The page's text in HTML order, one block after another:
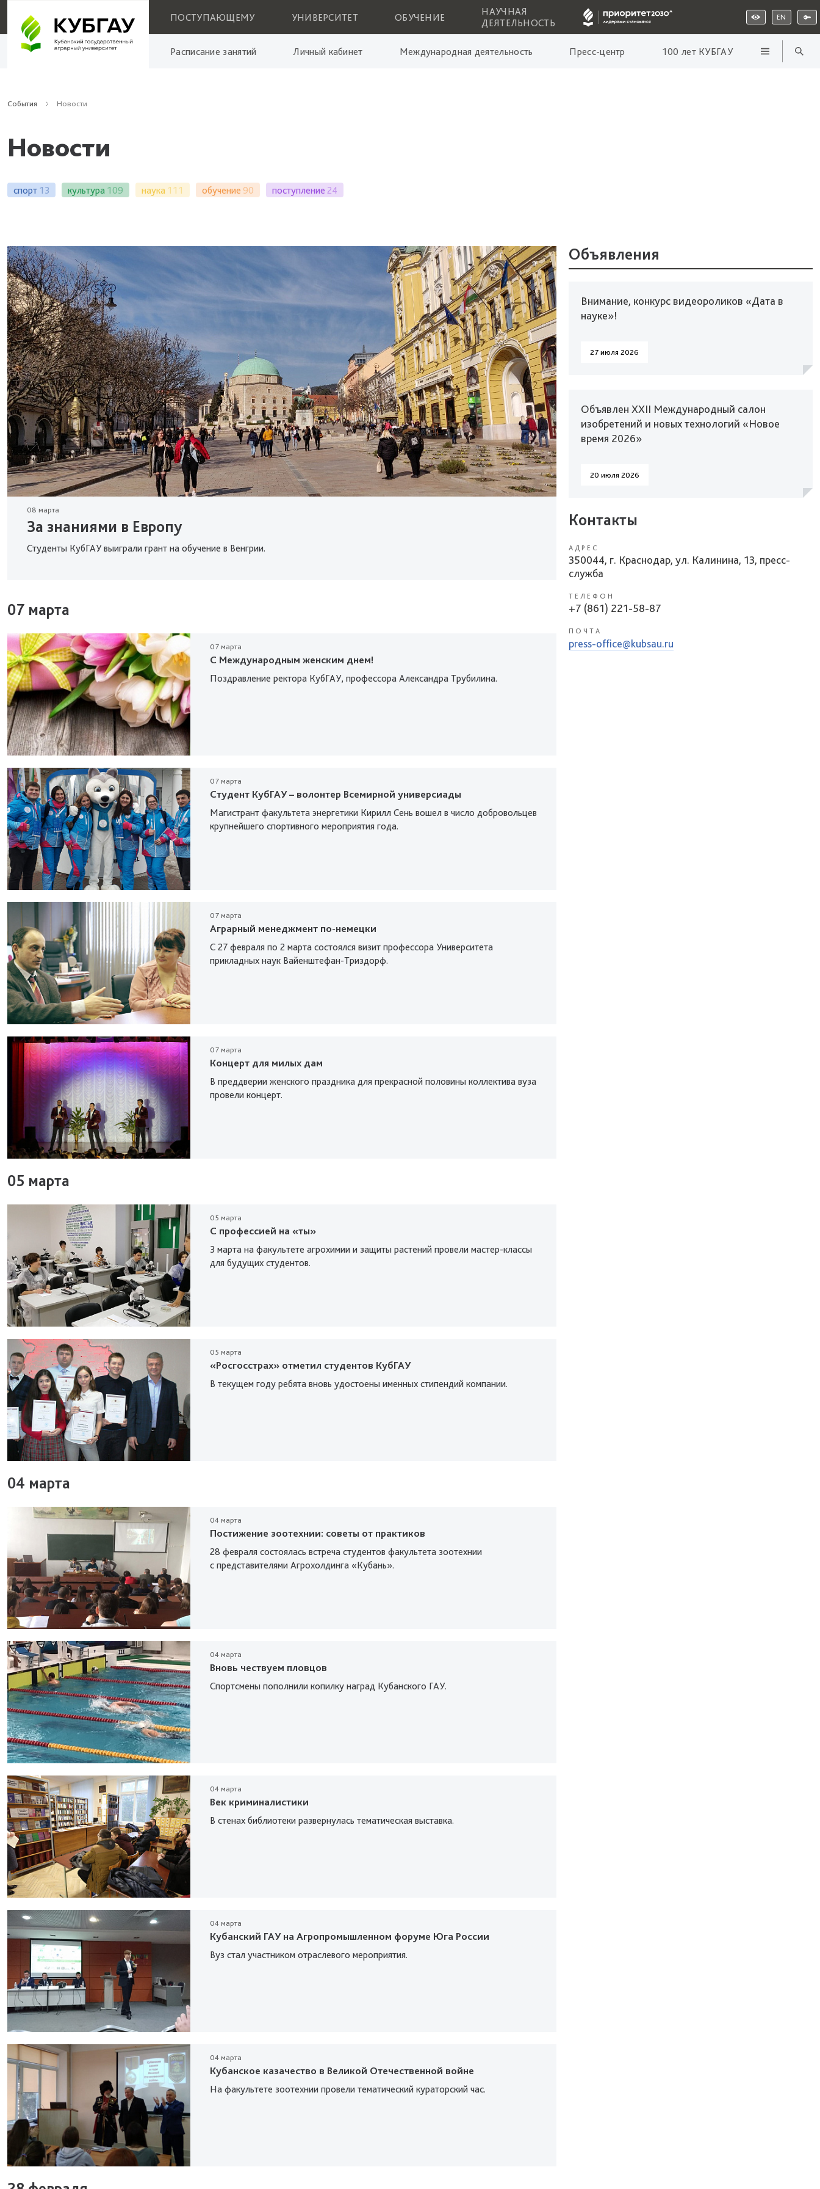
ПОСТУПАЮЩЕМУ УНИВЕРСИТЕТ ОБУЧЕНИЕ
НАУЧНАЯ
ДЕЯТЕЛЬНОСТЬ
EN
Расписание занятий Личный кабинет Международная деятельность Пресс-центр 100 лет КУБГАУ
События Новости
Новости
спорт 13 культура 109 наука 111 обучение 90 поступление 24
08 марта
За знаниями в Европу
Студенты КубГАУ выиграли грант на обучение в Венгрии.
07 марта
07 марта
С Международным женским днем!
Поздравление ректора КубГАУ, профессора Александра Трубилина.
07 марта
Студент КубГАУ – волонтер Всемирной универсиады
Магистрант факультета энергетики Кирилл Сень вошел в число добровольцев
крупнейшего спортивного мероприятия года.
07 марта
Аграрный менеджмент по-немецки
С 27 февраля по 2 марта состоялся визит профессора Университета
прикладных наук Вайенштефан-Триздорф.
07 марта
Концерт для милых дам
В преддверии женского праздника для прекрасной половины коллектива вуза
провели концерт.
05 марта
05 марта
С профессией на «ты»
3 марта на факультете агрохимии и защиты растений провели мастер-классы
для будущих студентов.
05 марта
«Росгосстрах» отметил студентов КубГАУ
В текущем году ребята вновь удостоены именных стипендий компании.
04 марта
04 марта
Постижение зоотехнии: советы от практиков
28 февраля состоялась встреча студентов факультета зоотехнии
с представителями Агрохолдинга «Кубань».
04 марта
Вновь чествуем пловцов
Спортсмены пополнили копилку наград Кубанского ГАУ.
04 марта
Век криминалистики
В стенах библиотеки развернулась тематическая выставка.
04 марта
Кубанский ГАУ на Агропромышленном форуме Юга России
Вуз стал участником отраслевого мероприятия.
04 марта
Кубанское казачество в Великой Отечественной войне
На факультете зоотехнии провели тематический кураторский час.
Объявления
Внимание, конкурс видеороликов «Дата в
науке»!
27 июля 2026
Объявлен XXII Международный салон
изобретений и новых технологий «Новое
время 2026»
20 июля 2026
Контакты
АДРЕС
350044, г. Краснодар, ул. Калинина, 13, пресс-
служба
ТЕЛЕФОН
+7 (861) 221-58-87
ПОЧТА
press-office@kubsau.ru